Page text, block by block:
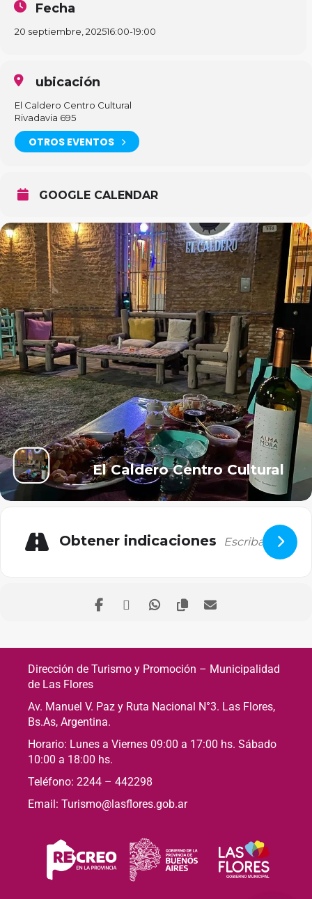
Fecha
20 septiembre, 202516:00-19:00
ubicación
El Caldero Centro Cultural
Rivadavia 695
OTROS EVENTOS
GOOGLE CALENDAR
El Caldero Centro Cultural
Obtener indicaciones
Dirección de Turismo y Promoción – Municipalidad
de Las Flores
Av. Manuel V. Paz y Ruta Nacional N°3. Las Flores,
Bs.As, Argentina.
Horario: Lunes a Viernes 09:00 a 17:00 hs. Sábado
10:00 a 18:00 hs.
Teléfono: 2244 – 442298
Email: Turismo@lasflores.gob.ar